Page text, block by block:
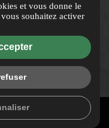
et vous donne le
souhaitez activer